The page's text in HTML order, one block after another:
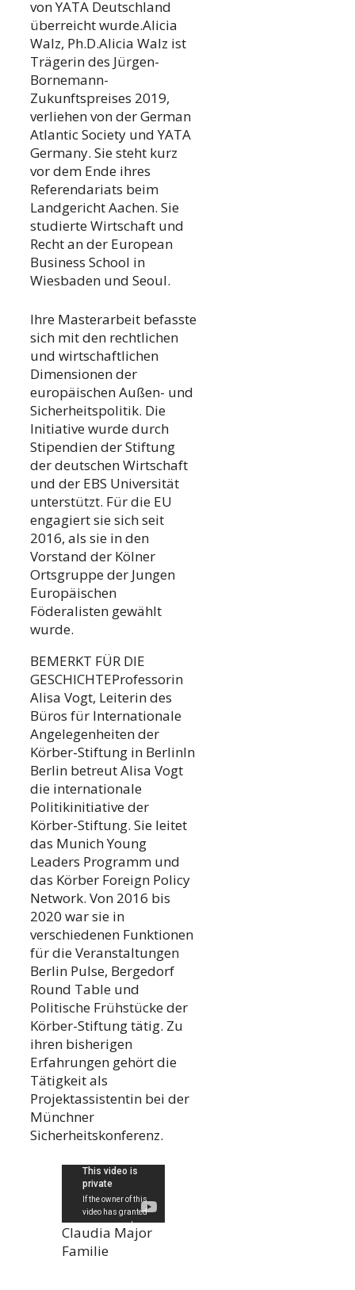
von YATA Deutschland
überreicht wurde.Alicia
Walz, Ph.D.Alicia Walz ist
Trägerin des Jürgen-
Bornemann-
Zukunftspreises 2019,
verliehen von der German
Atlantic Society und YATA
Germany. Sie steht kurz
vor dem Ende ihres
Referendariats beim
Landgericht Aachen. Sie
studierte Wirtschaft und
Recht an der European
Business School in
Wiesbaden und Seoul.
Ihre Masterarbeit befasste
sich mit den rechtlichen
und wirtschaftlichen
Dimensionen der
europäischen Außen- und
Sicherheitspolitik. Die
Initiative wurde durch
Stipendien der Stiftung
der deutschen Wirtschaft
und der EBS Universität
unterstützt. Für die EU
engagiert sie sich seit
2016, als sie in den
Vorstand der Kölner
Ortsgruppe der Jungen
Europäischen
Föderalisten gewählt
wurde.
BEMERKT FÜR DIE
GESCHICHTEProfessorin
Alisa Vogt, Leiterin des
Büros für Internationale
Angelegenheiten der
Körber-Stiftung in BerlinIn
Berlin betreut Alisa Vogt
die internationale
Politikinitiative der
Körber-Stiftung. Sie leitet
das Munich Young
Leaders Programm und
das Körber Foreign Policy
Network. Von 2016 bis
2020 war sie in
verschiedenen Funktionen
für die Veranstaltungen
Berlin Pulse, Bergedorf
Round Table und
Politische Frühstücke der
Körber-Stiftung tätig. Zu
ihren bisherigen
Erfahrungen gehört die
Tätigkeit als
Projektassistentin bei der
Münchner
Sicherheitskonferenz.
Claudia Major
Familie